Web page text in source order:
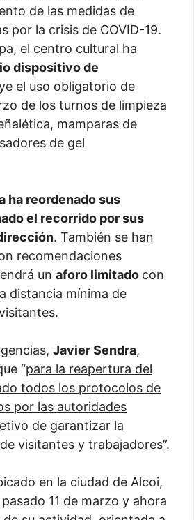
de las medidas de
por la crisis de COVID-19.
el centro cultural ha
dispositivo de
el uso obligatorio de
de los turnos de limpieza
mamparas de
de gel
ha reordenado sus
el recorrido por sus
. También se han
recomendaciones
un aforo limitado con
distancia mínima de
Javier Sendra,
“para la reapertura del
todos los protocolos de
por las autoridades
de garantizar la
visitantes y trabajadores”.
en la ciudad de Alcoi,
11 de marzo y ahora